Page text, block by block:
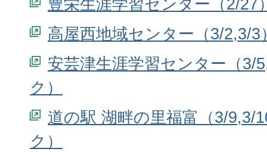
豊栄生涯学習センター（2/27
高屋西地域センター（3/2,3/3
安芸津生涯学習センター（3/
道の駅 湖畔の里福富（3/9,3/